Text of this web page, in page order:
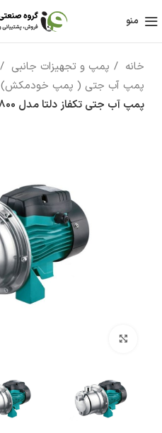
منو
خانه پمپ و تجهیزات جانبی
پمپ آب جتی ( پمپ خودمکش)
پمپ آب جتی تکفاز دلتا مدل SGJ 800